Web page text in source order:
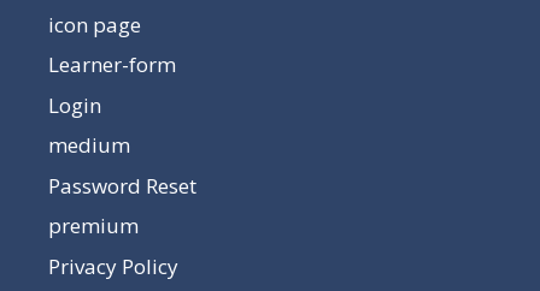
icon page
Learner-form
Login
medium
Password Reset
premium
Privacy Policy